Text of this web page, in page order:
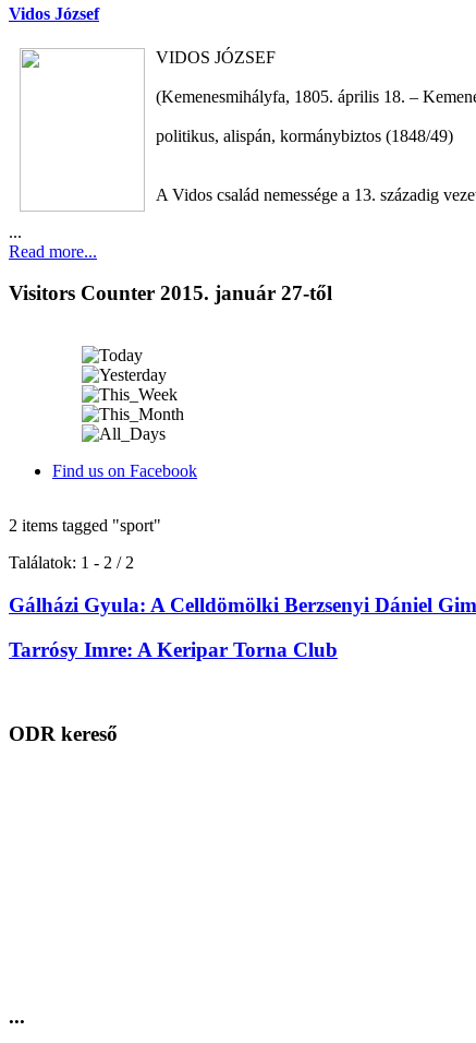
Vidos József
VIDOS JÓZSEF
(Kemenesmihályfa, 1805. április 18. –
politikus, alispán, kormánybiztos (1848/49)
A Vidos család nemessége a 13. századig
...
Read more...
Visitors Counter 2015. január 27-től
Find us on Facebook
2 items tagged "sport"
Találatok: 1 - 2 / 2
Gálházi Gyula: A Celldömölki Berzsenyi Dániel
Tarrósy Imre: A Keripar Torna Club
ODR kereső
...